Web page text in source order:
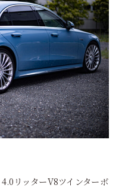
リッターV8ツインターボ